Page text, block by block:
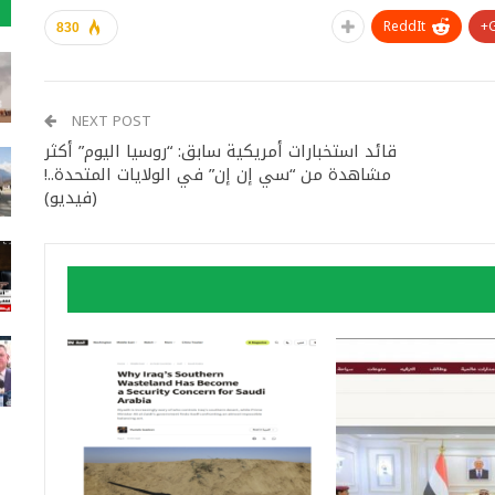
830 ReddIt
NEXT POST
قائد استخبارات أمريكية سابق: “روسيا اليوم” أكثر
مشاهدة من “سي إن إن” في الولايات المتحدة..!
(فيديو)